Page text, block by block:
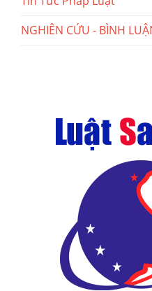
NGHIÊN CỨU - BÌNH